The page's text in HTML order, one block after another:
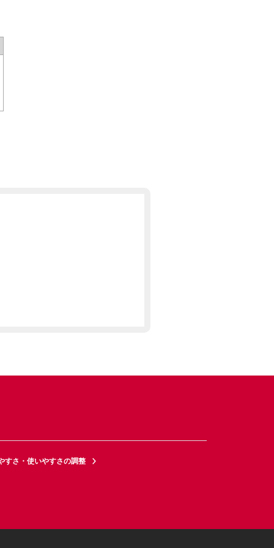
すさ・使いやすさの調整